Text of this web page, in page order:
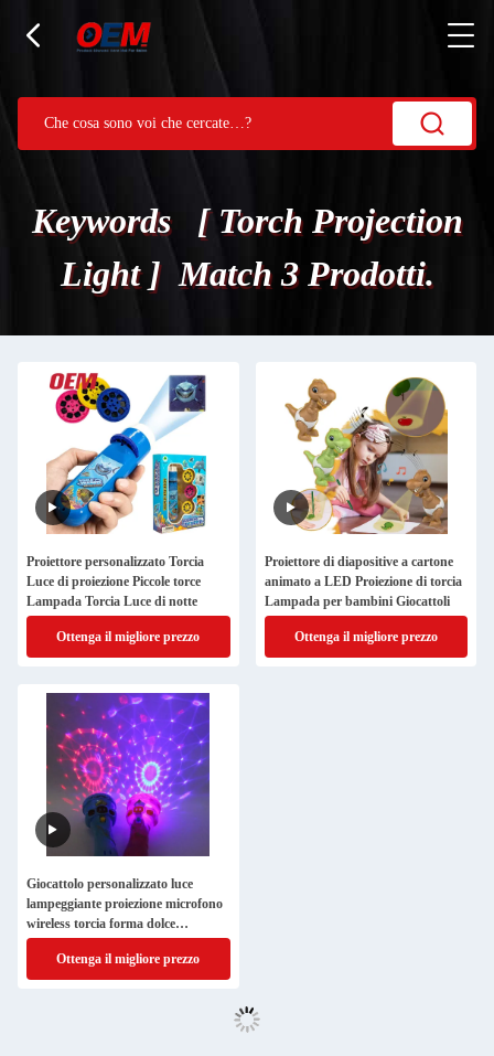
Keywords [ Torch Projection
Light ] Match 3 Prodotti.
Proiettore personalizzato Torcia
Luce di proiezione Piccole torce
Lampada Torcia Luce di notte
Ottenga il migliore prezzo
Proiettore di diapositive a cartone
animato a LED Proiezione di torcia
Lampada per bambini Giocattoli
Ottenga il migliore prezzo
Giocattolo personalizzato luce
lampeggiante proiezione microfono
wireless torcia forma dolce
giocattolo luminoso
Ottenga il migliore prezzo